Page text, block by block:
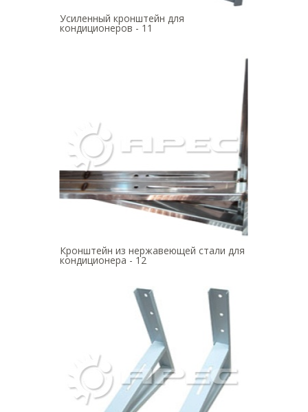
Усиленный кронштейн для
кондиционеров - 11
Кронштейн из нержавеющей стали для
кондиционера - 12